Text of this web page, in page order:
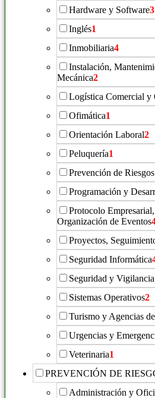
Hardware y Software3
Inglés1
Inmobiliaria4
Instalación,
Mecánica2
Logística Comercial y
Ofimática1
Orientación Laboral2
Peluquería1
Prevención de
Programación y
Protocolo
Organización de Eventos
Proyectos,
Seguridad Informática
Seguridad y Vigilancia
Sistemas Operativos2
Turismo y Agencias
Urgencias y
Veterinaria1
PREVENCIÓN DE
Administración y